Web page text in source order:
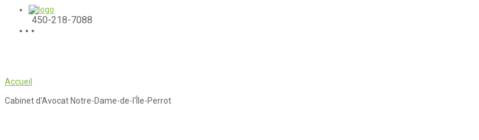
450-218-7088
Accueil
Cabinet d'Avocat Notre-Dame-de-l'Île-Perrot